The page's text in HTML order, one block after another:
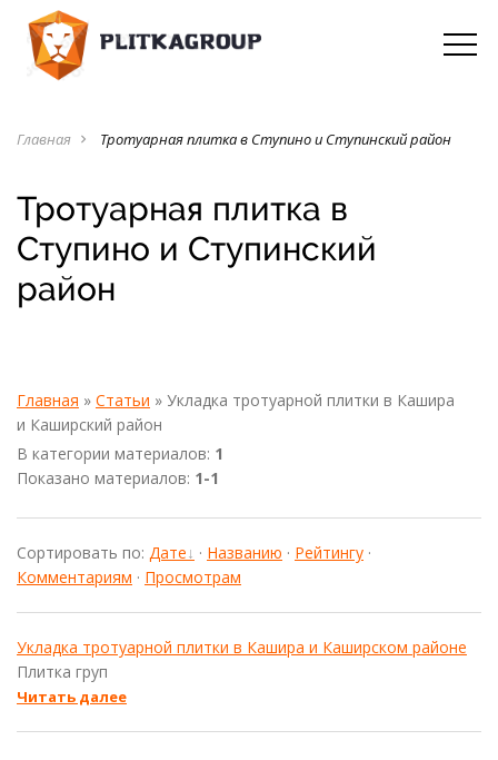
Главная navigate_next Тротуарная плитка в Ступино и Ступинский район
Тротуарная плитка в
Ступино и Ступинский
район
Главная » Статьи » Укладка тротуарной плитки в Кашира
и Каширский район
В категории материалов: 1
Показано материалов: 1-1
Сортировать по: Дате · Названию · Рейтингу ·
Комментариям · Просмотрам
Укладка тротуарной плитки в Кашира и Каширском районе
Плитка груп
Читать далее